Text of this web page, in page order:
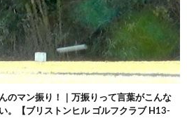
のマン振り！｜万振りって言葉がこんな
。【ブリストンヒル ゴルフクラブ H13-